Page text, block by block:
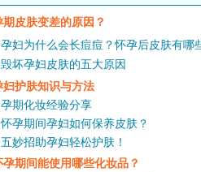
期皮肤变差的原因？
孕妇为什么会长痘痘？怀孕后皮肤有哪
毁坏孕妇皮肤的五大原因
妇护肤知识与方法
孕期化妆经验分享
怀孕期间孕妇如何保养皮肤？
五妙招助孕妇轻松护肤！
孕期间能使用哪些化妆品？